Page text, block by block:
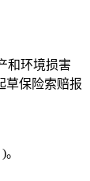
和环境损害
草保险索赔报